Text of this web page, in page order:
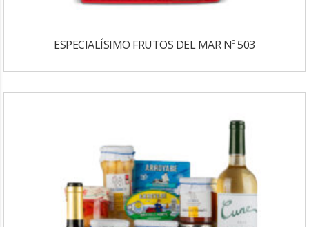
ESPECIALÍSIMO FRUTOS DEL MAR Nº 503